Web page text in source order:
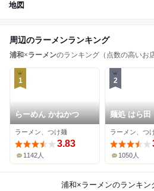
地図
周辺のラーメンランキング
浦和 ×ラーメンのランキング（点数の高いお
1
らーめん かねかつ
ラーメン、つけ麺
3.83
1142人
2
麺処 はら田
ラーメン、つ
1050人
浦和×ラーメンのランキン